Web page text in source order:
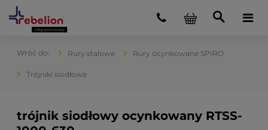
Rury stalowe Rury ocynkowane SPIRO
Trójniki siodłowe
trójnik siodłowy ocynkowany RTSS-